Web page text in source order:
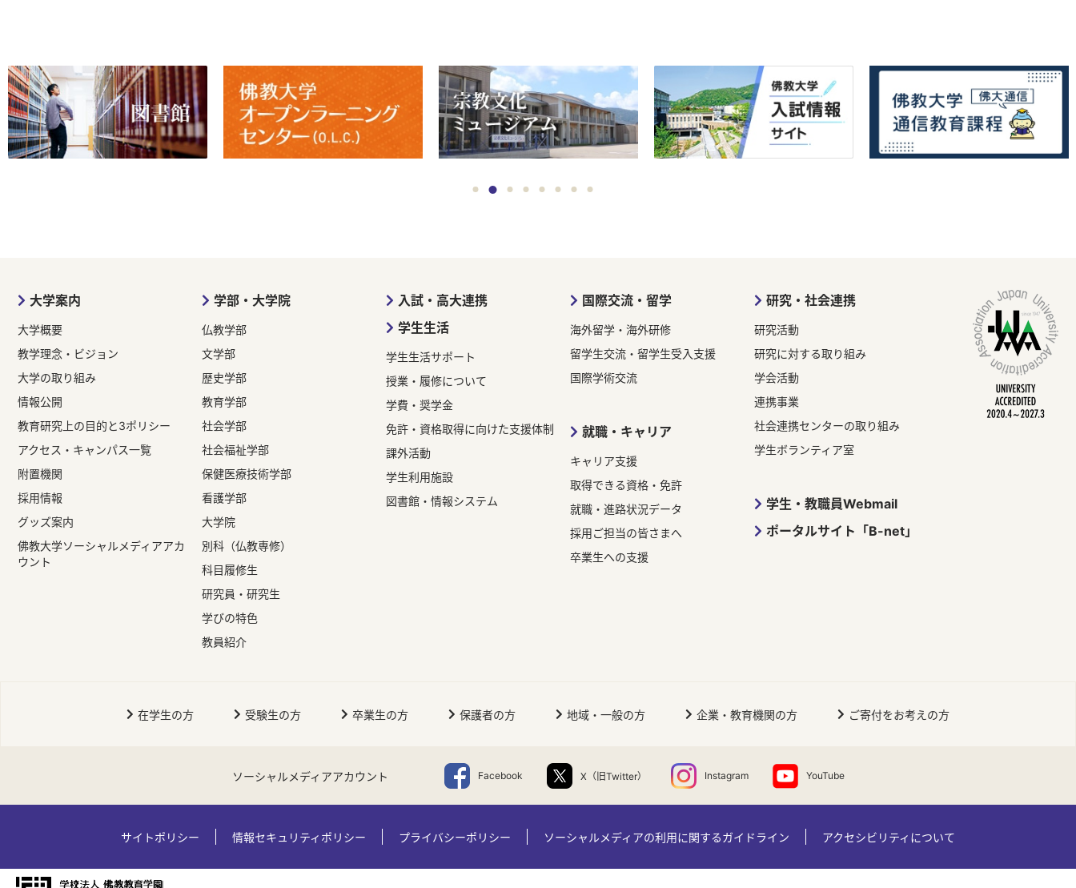
大学案内
大学概要
教学理念・ビジョン
大学の取り組み
情報公開
教育研究上の目的と3ポリシー
アクセス・キャンパス一覧
附置機関
採用情報
グッズ案内
佛教大学ソーシャルメディアアカ
ウント
学部・大学院
仏教学部
文学部
歴史学部
教育学部
社会学部
社会福祉学部
保健医療技術学部
看護学部
大学院
別科（仏教専修）
科目履修生
研究員・研究生
学びの特色
教員紹介
入試・高大連携
学生生活
学生生活サポート
授業・履修について
学費・奨学金
免許・資格取得に向けた支援体制
課外活動
学生利用施設
図書館・情報システム
国際交流・留学
海外留学・海外研修
留学生交流・留学生受入支援
国際学術交流
就職・キャリア
キャリア支援
取得できる資格・免許
就職・進路状況データ
採用ご担当の皆さまへ
卒業生への支援
研究・社会連携
研究活動
研究に対する取り組み
学会活動
連携事業
社会連携センターの取り組み
学生ボランティア室
学生・教職員Webmail
ポータルサイト「B-net」
在学生の方 受験生の方 卒業生の方 保護者の方 地域・一般の方 企業・教育機関の方 ご寄付をお考えの方
ソーシャルメディアアカウント Facebook X（旧Twitter） Instagram YouTube
サイトポリシー 情報セキュリティポリシー プライバシーポリシー ソーシャルメディアの利用に関するガイドライン アクセシビリティについて